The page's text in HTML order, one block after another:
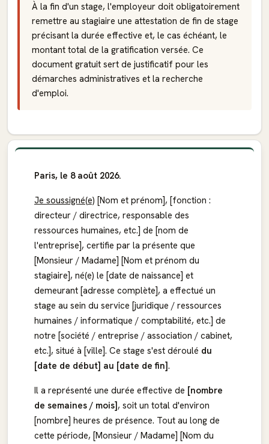
À la fin d'un stage, l'employeur doit obligatoirement
remettre au stagiaire une attestation de fin de stage
précisant la durée effective et, le cas échéant, le
montant total de la gratification versée. Ce
document gratuit sert de justificatif pour les
démarches administratives et la recherche
d'emploi.
Paris, le 8 août 2026.
Je soussigné(e) [Nom et prénom], [fonction :
directeur / directrice, responsable des
ressources humaines, etc.] de [nom de
l'entreprise], certifie par la présente que
[Monsieur / Madame] [Nom et prénom du
stagiaire], né(e) le [date de naissance] et
demeurant [adresse complète], a effectué un
stage au sein du service [juridique / ressources
humaines / informatique / comptabilité, etc.] de
notre [société / entreprise / association / cabinet,
etc.], situé à [ville]. Ce stage s'est déroulé du
[date de début] au [date de fin].
Il a représenté une durée effective de [nombre
de semaines / mois], soit un total d'environ
[nombre] heures de présence. Tout au long de
cette période, [Monsieur / Madame] [Nom du